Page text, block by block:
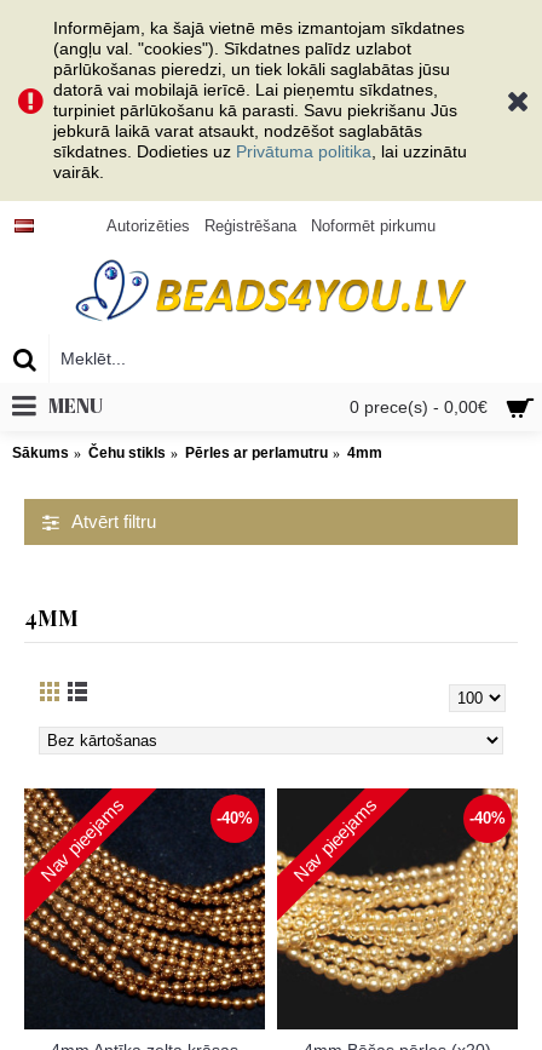
Informējam, ka šajā vietnē mēs izmantojam sīkdatnes
(angļu val. "cookies"). Sīkdatnes palīdz uzlabot
pārlūkošanas pieredzi, un tiek lokāli saglabātas jūsu
datorā vai mobilajā ierīcē. Lai pieņemtu sīkdatnes,
turpiniet pārlūkošanu kā parasti. Savu piekrišanu Jūs
jebkurā laikā varat atsaukt, nodzēšot saglabātās
sīkdatnes. Dodieties uz Privātuma politika , lai uzzinātu
vairāk.
Autorizēties Reģistrēšana Noformēt pirkumu
0 prece(s) - 0,00€
MENU
Sākums Čehu stikls Pērles ar perlamutru 4mm
Atvērt filtru
4MM
-40%
Nav pieejams -40%
Nav pieejams